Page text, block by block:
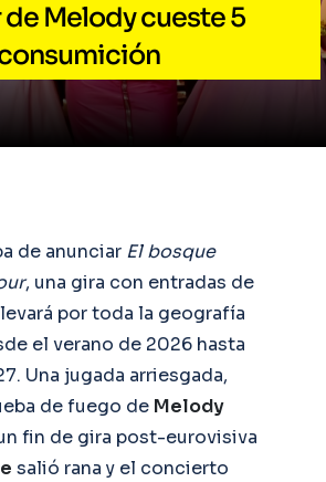
Melody cueste 5
de anunciar El bosque
, una gira con entradas de
por toda la geografía
el verano de 2026 hasta
Una jugada arriesgada,
de fuego de Melody
fin de gira post-eurovisiva
salió rana y el concierto